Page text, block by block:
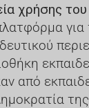
χρήσης του
για
από